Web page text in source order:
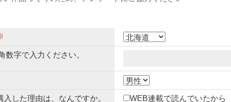
数字で入力ください。
入した理由は、なんですか。
WEB連載で読んでいたから